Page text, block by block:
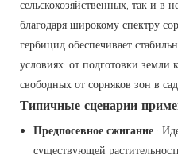
сельскохозяйственных, так и в
благодаря широкому спектру
гербицид обеспечивает
условиях: от подготовки земли
свободных от сорняков зон в
Типичные сценарии
Предпосевное сжигание :
существующей